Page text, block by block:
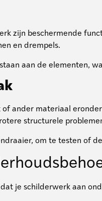
zijn beschermende
en drempels.
aan de elementen,
ander materiaal
structurele
om te testen of
je schilderwerk aan